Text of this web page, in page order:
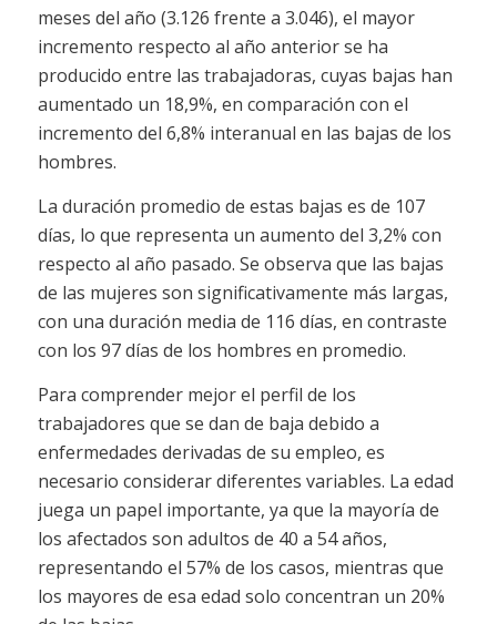
meses del año (3.126 frente a 3.046), el mayor
incremento respecto al año anterior se ha
producido entre las trabajadoras, cuyas bajas han
aumentado un 18,9%, en comparación con el
incremento del 6,8% interanual en las bajas de los
hombres.
La duración promedio de estas bajas es de 107
días, lo que representa un aumento del 3,2% con
respecto al año pasado. Se observa que las bajas
de las mujeres son significativamente más largas,
con una duración media de 116 días, en contraste
con los 97 días de los hombres en promedio.
Para comprender mejor el perfil de los
trabajadores que se dan de baja debido a
enfermedades derivadas de su empleo, es
necesario considerar diferentes variables. La edad
juega un papel importante, ya que la mayoría de
los afectados son adultos de 40 a 54 años,
representando el 57% de los casos, mientras que
los mayores de esa edad solo concentran un 20%